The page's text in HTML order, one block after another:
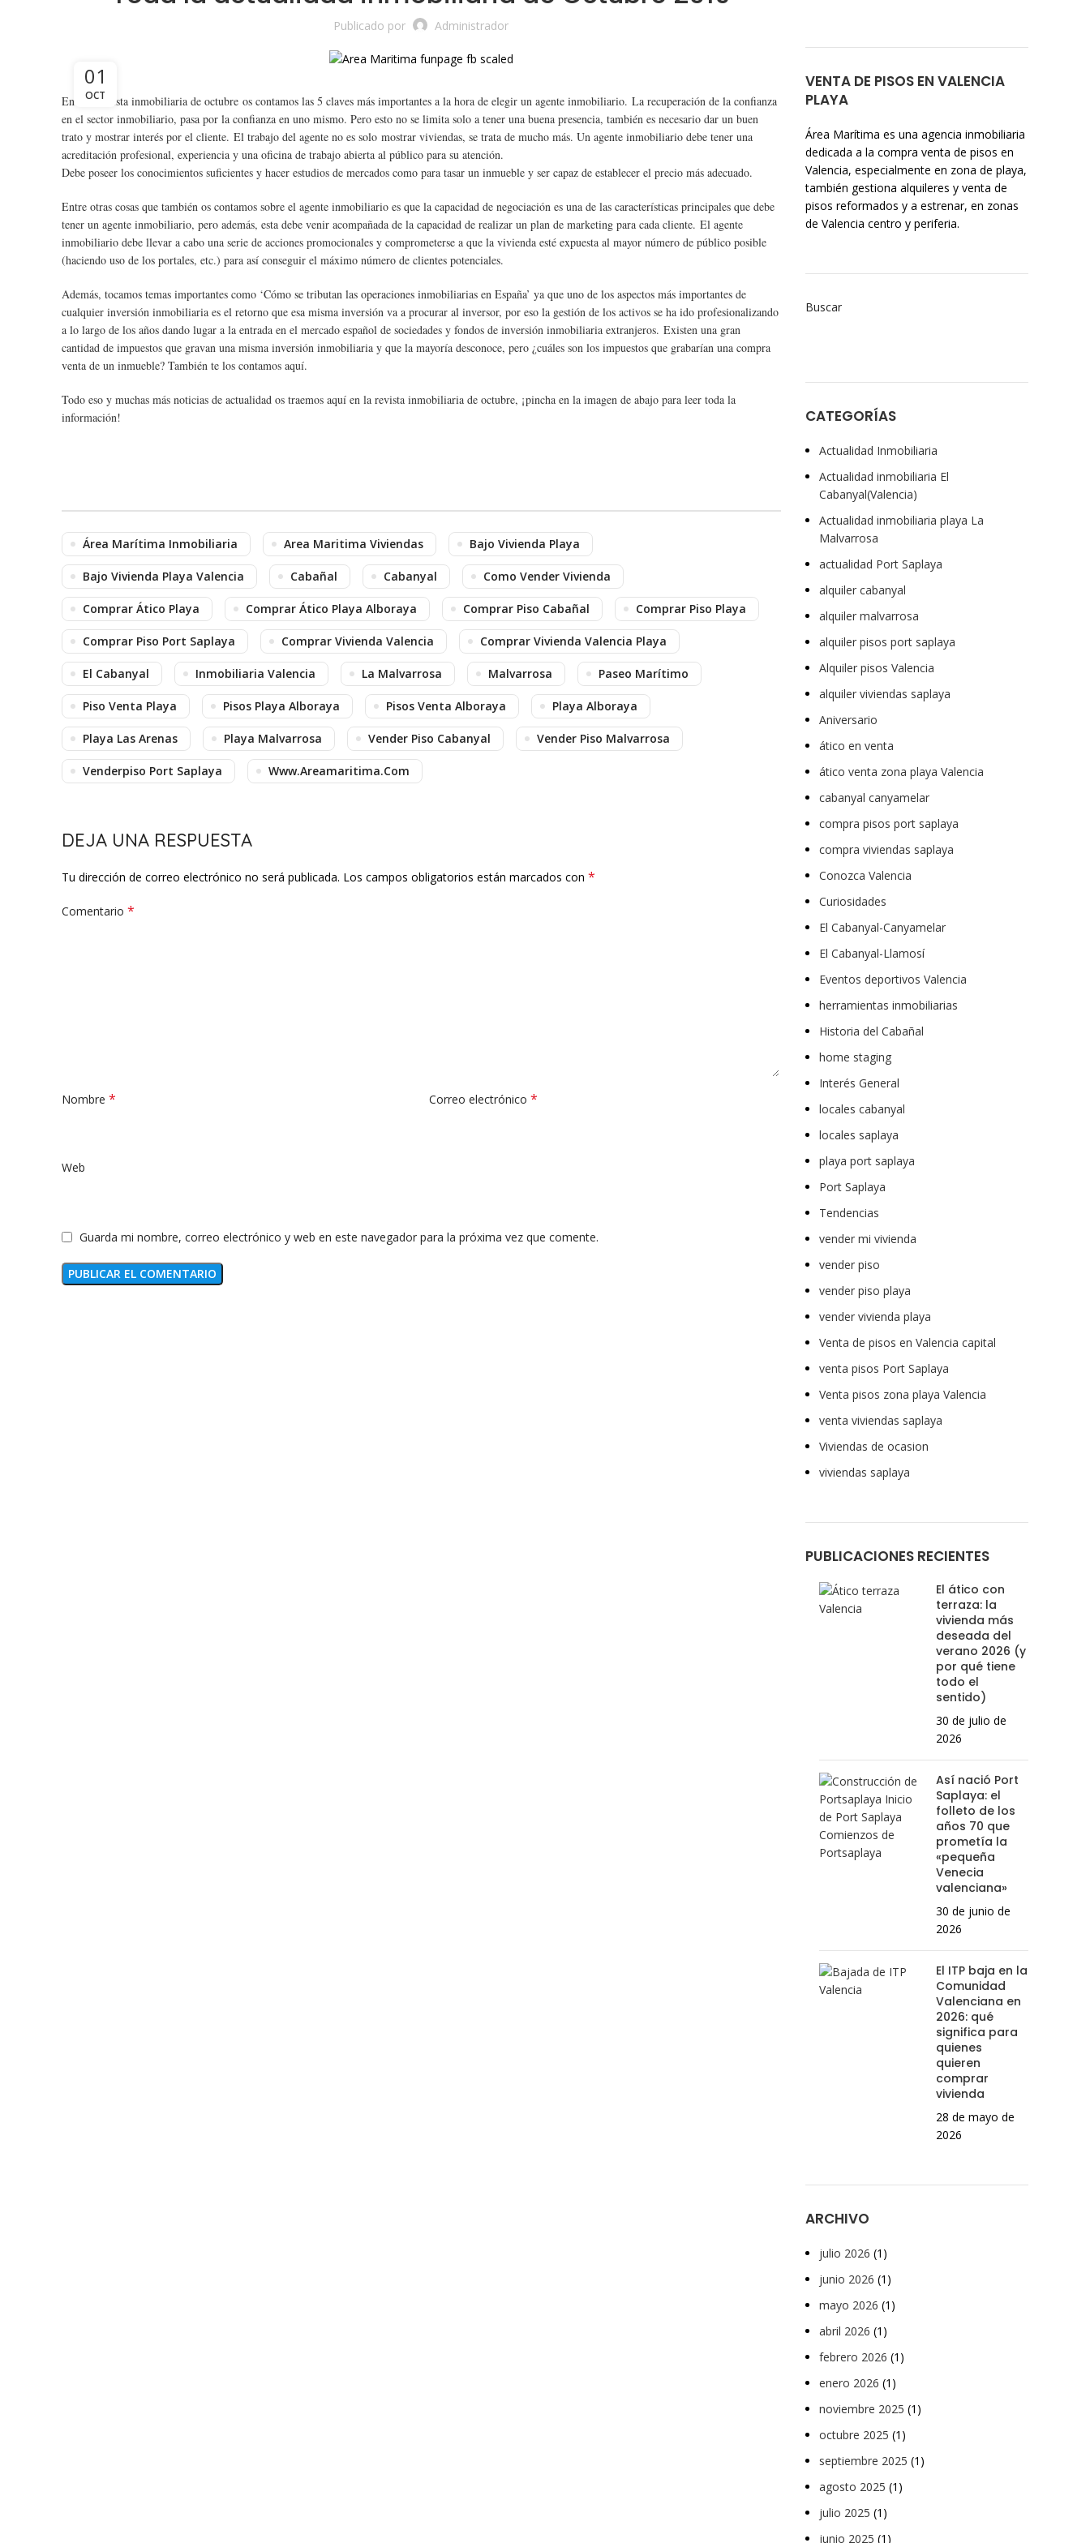
, VENTA VIVIENDAS SAPLAYA ,VIVIENDAS DE OCASION
Publicado por Administrador
01
OCT
En esta revista inmobiliaria de octubre os contamos las 5 claves más importantes a la hora de elegir un agente inmobiliario. La recuperación de la confianza
en el sector inmobiliario, pasa por la confianza en uno mismo. Pero esto no se limita solo a tener una buena presencia, también es necesario dar un buen
trato y mostrar interés por el cliente. El trabajo del agente no es solo mostrar viviendas, se trata de mucho más. Un agente inmobiliario debe tener una
acreditación profesional, experiencia y una oficina de trabajo abierta al público para su atención.
Debe poseer los conocimientos suficientes y hacer estudios de mercados como para tasar un inmueble y ser capaz de establecer el precio más adecuado.
Entre otras cosas que también os contamos sobre el agente inmobiliario es que la capacidad de negociación es una de las características principales que debe
tener un agente inmobiliario, pero además, esta debe venir acompañada de la capacidad de realizar un plan de marketing para cada cliente. El agente
inmobiliario debe llevar a cabo una serie de acciones promocionales y comprometerse a que la vivienda esté expuesta al mayor número de público posible
(haciendo uso de los portales, etc.) para así conseguir el máximo número de clientes potenciales.
Además, tocamos temas importantes como ‘Cómo se tributan las operaciones inmobiliarias en España’ ya que uno de los aspectos más importantes de
cualquier inversión inmobiliaria es el retorno que esa misma inversión va a procurar al inversor, por eso la gestión de los activos se ha ido profesionalizando
a lo largo de los años dando lugar a la entrada en el mercado español de sociedades y fondos de inversión inmobiliaria extranjeros. Existen una gran
cantidad de impuestos que gravan una misma inversión inmobiliaria y que la mayoría desconoce, pero ¿cuáles son los impuestos que grabarían una compra
venta de un inmueble? También te los contamos aquí.
Todo eso y muchas más noticias de actualidad os traemos aquí en la revista inmobiliaria de octubre, ¡pincha en la imagen de abajo para leer toda la
información!
Área Marítima Inmobiliaria Area Maritima Viviendas Bajo Vivienda Playa
Bajo Vivienda Playa Valencia Cabañal Cabanyal Como Vender Vivienda
Comprar Ático Playa Comprar Ático Playa Alboraya Comprar Piso Cabañal Comprar Piso Playa
Comprar Piso Port Saplaya Comprar Vivienda Valencia Comprar Vivienda Valencia Playa
El Cabanyal Inmobiliaria Valencia La Malvarrosa Malvarrosa Paseo Marítimo
Piso Venta Playa Pisos Playa Alboraya Pisos Venta Alboraya Playa Alboraya
Playa Las Arenas Playa Malvarrosa Vender Piso Cabanyal Vender Piso Malvarrosa
Venderpiso Port Saplaya Www.areamaritima.com
DEJA UNA RESPUESTA
Tu dirección de correo electrónico no será publicada. Los campos obligatorios están marcados con *
Comentario *
Nombre * Correo electrónico*
Web
Guarda mi nombre, correo electrónico y web en este navegador para la próxima vez que comente.
VENTA DE PISOS EN VALENCIA
PLAYA
Área Marítima es una agencia inmobiliaria
dedicada a la compra venta de pisos en
Valencia, especialmente en zona de playa,
también gestiona alquileres y venta de
pisos reformados y a estrenar, en zonas
de Valencia centro y periferia.
Buscar
CATEGORÍAS
Actualidad Inmobiliaria
Actualidad inmobiliaria El
Cabanyal(Valencia)
Actualidad inmobiliaria playa La
Malvarrosa
actualidad Port Saplaya
alquiler cabanyal
alquiler malvarrosa
alquiler pisos port saplaya
Alquiler pisos Valencia
alquiler viviendas saplaya
Aniversario
ático en venta
ático venta zona playa Valencia
cabanyal canyamelar
compra pisos port saplaya
compra viviendas saplaya
Conozca Valencia
Curiosidades
El Cabanyal-Canyamelar
El Cabanyal-Llamosí
Eventos deportivos Valencia
herramientas inmobiliarias
Historia del Cabañal
home staging
Interés General
locales cabanyal
locales saplaya
playa port saplaya
Port Saplaya
Tendencias
vender mi vivienda
vender piso
vender piso playa
vender vivienda playa
Venta de pisos en Valencia capital
venta pisos Port Saplaya
Venta pisos zona playa Valencia
venta viviendas saplaya
Viviendas de ocasion
viviendas saplaya
PUBLICACIONES RECIENTES
El ático con
terraza: la
vivienda más
deseada del
verano 2026 (y
por qué tiene
todo el
sentido)
30 de julio de
2026
Así nació Port
Saplaya: el
folleto de los
años 70 que
prometía la
«pequeña
Venecia
valenciana»
30 de junio de
2026
El ITP baja en la
Comunidad
Valenciana en
2026: qué
significa para
quienes
quieren
comprar
vivienda
28 de mayo de
2026
ARCHIVO
julio 2026 (1)
junio 2026 (1)
mayo 2026 (1)
abril 2026 (1)
febrero 2026 (1)
enero 2026 (1)
noviembre 2025 (1)
octubre 2025 (1)
septiembre 2025 (1)
agosto 2025 (1)
julio 2025 (1)
junio 2025 (1)